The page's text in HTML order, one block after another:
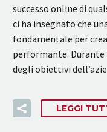
successo online di
ci ha insegnato che
fondamentale per
performante.
degli obiettivi
LEGGI